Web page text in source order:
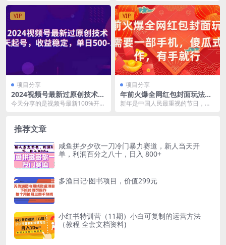
养号+直播间搭建）
下载及使用+起号养号...
户，所以每年会花费...
VIP
项目分享
2024视频号最新过原创技术，
三天起号，收益稳定，单日50
今天分享的是视频号最新100%开通
VIP
项目分享
年前火爆全网红包封面玩法，
只需要一部手机，傻瓜式操
新年是中国人民最重视的节日，每
推荐文章
咸鱼拼夕夕砍一刀冷门暴力赛道，新人当天开
单，利润百分之八十，日入 800+
多渔日记·图书项目，价值299元
小红书特训营（11期）小白可复制的运营方法
（教程 全套文档资料)